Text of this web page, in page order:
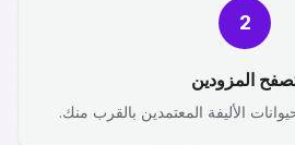
2
المزودين
الأليفة المعتمدين بالقرب منك.